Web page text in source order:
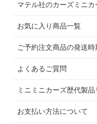
マテル社のカーズミニ
お気に入り商品一覧
ご予約注文商品の発送時
よくあるご質問
ミニミニカーズ歴代製品
お支払い方法について